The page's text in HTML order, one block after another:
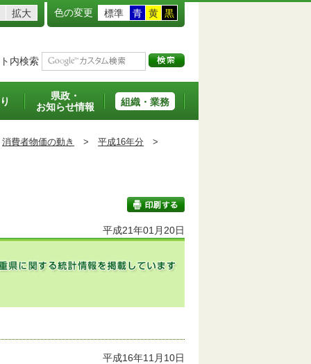
拡大 色の変更 標準 青 黄 黒
内検索
県政・
お知らせ情報
組織・業務
消費者物価の動き > 平成16年分 >
印刷する
平成21年01月20日
平成16年11月10日